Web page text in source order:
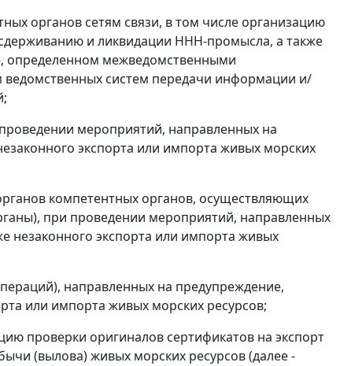
органов сетям связи, в том числе организацию
и ликвидации ННН-промысла, а также
определенном межведомственными
систем передачи информации и/
мероприятий, направленных на
экспорта или импорта живых морских
компетентных органов, осуществляющих
при проведении мероприятий, направленных
незаконного экспорта или импорта живых
направленных на предупреждение,
или импорта живых морских ресурсов;
проверки оригиналов сертификатов на экспорт
(вылова) живых морских ресурсов (далее -